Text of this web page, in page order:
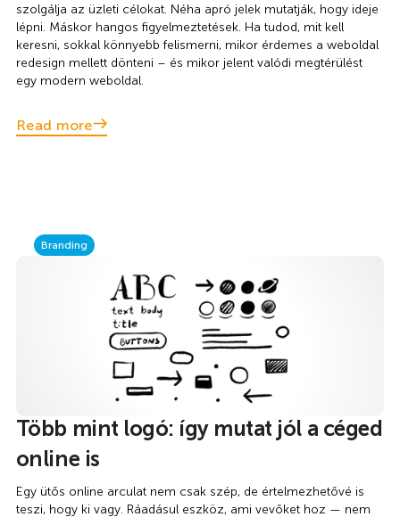
szolgálja az üzleti célokat. Néha apró jelek mutatják, hogy ideje
lépni. Máskor hangos figyelmeztetések. Ha tudod, mit kell
keresni, sokkal könnyebb felismerni, mikor érdemes a weboldal
redesign mellett dönteni – és mikor jelent valódi megtérülést
egy modern weboldal.
Read more
Branding
Több mint logó: így mutat jól a céged
online is
Egy ütős online arculat nem csak szép, de értelmezhetővé is
teszi, hogy ki vagy. Ráadásul eszköz, ami vevőket hoz — nem